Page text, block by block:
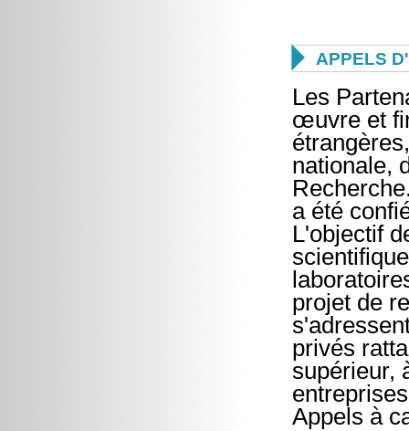
 APPELS
Les
œuvre et
nationale,
a été
L'objectif
projet de
privés
supérieur,
Appels à